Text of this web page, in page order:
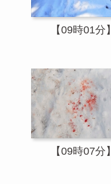
【09時01分】
【09時07分】